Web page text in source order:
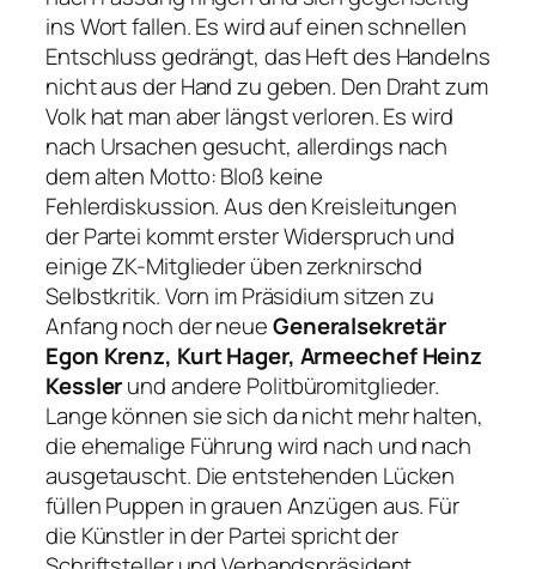
ins Wort fallen. Es wird auf einen schnellen
Entschluss gedrängt, das Heft des Handelns
nicht aus der Hand zu geben. Den Draht zum
Volk hat man aber längst verloren. Es wird
nach Ursachen gesucht, allerdings nach
dem alten Motto: Bloß keine
Fehlerdiskussion. Aus den Kreisleitungen
der Partei kommt erster Widerspruch und
einige ZK-Mitglieder üben zerknirschd
Selbstkritik. Vorn im Präsidium sitzen zu
Anfang noch der neueGeneralsekretär
Egon Krenz, Kurt Hager, Armeechef Heinz
Kesslerund andere Politbüromitglieder.
Lange können sie sich da nicht mehr halten,
die ehemalige Führung wird nach und nach
ausgetauscht. Die entstehenden Lücken
füllen Puppen in grauen Anzügen aus. Für
die Künstler in der Partei spricht der